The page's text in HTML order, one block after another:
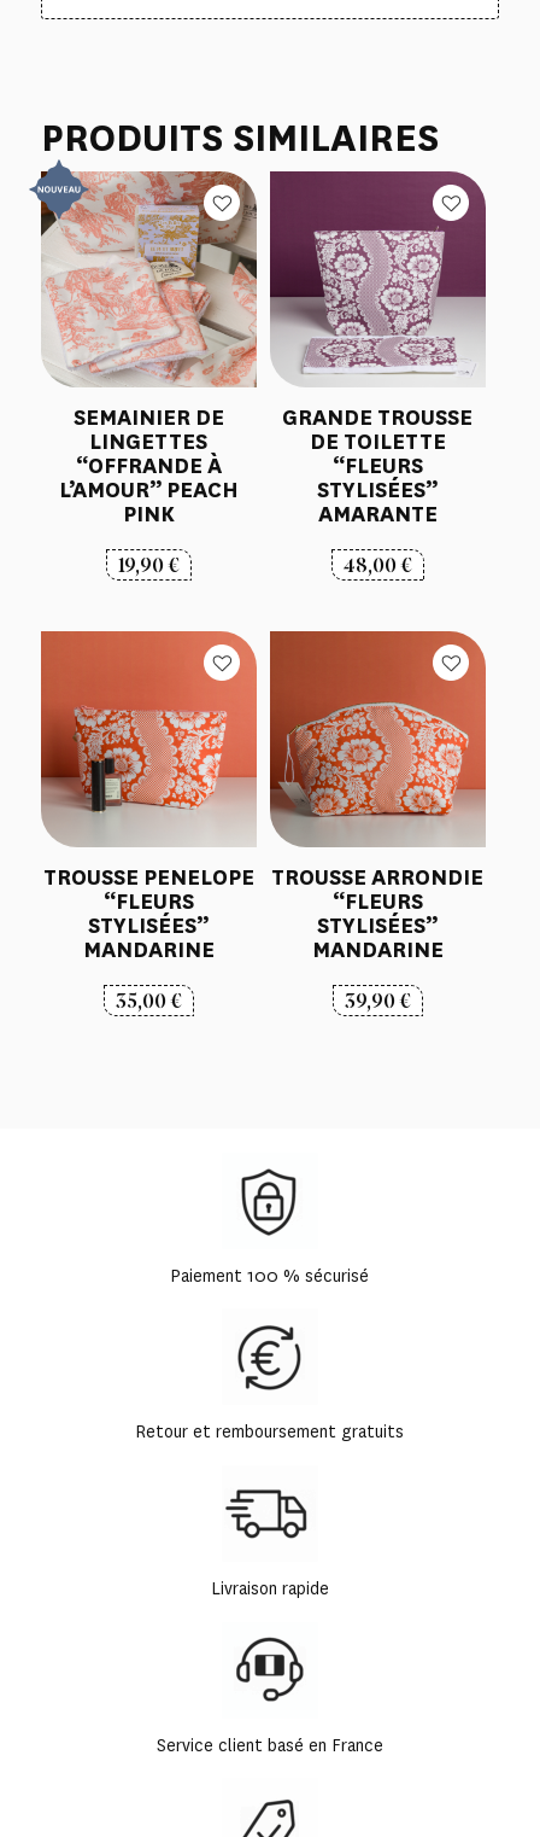
PRODUITS SIMILAIRES
SEMAINIER DE
LINGETTES
“OFFRANDE À
L’AMOUR” PEACH
PINK
19,90€
GRANDE TROUSSE
DE TOILETTE
“FLEURS
STYLISÉES”
AMARANTE
48,00€
TROUSSE PENELOPE
“FLEURS
STYLISÉES”
MANDARINE
35,00€
TROUSSE ARRONDIE
“FLEURS
STYLISÉES”
MANDARINE
39,90€
Paiement 100 % sécurisé
Retour et remboursement gratuits
Livraison rapide
Service client basé en France